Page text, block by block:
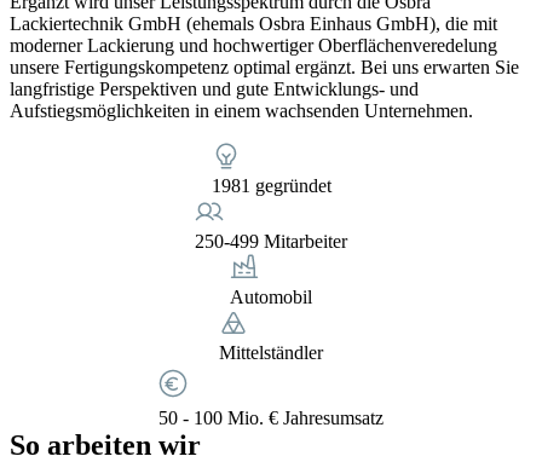
Lackiertechnik GmbH (ehemals Osbra Einhaus GmbH), die mit
moderner Lackierung und hochwertiger Oberflächenveredelung
unsere Fertigungskompetenz optimal ergänzt. Bei uns erwarten Sie
langfristige Perspektiven und gute Entwicklungs- und
Aufstiegsmöglichkeiten in einem wachsenden Unternehmen.
1981 gegründet
250-499 Mitarbeiter
Automobil
Mittelständler
50 - 100 Mio. € Jahresumsatz
So arbeiten wir